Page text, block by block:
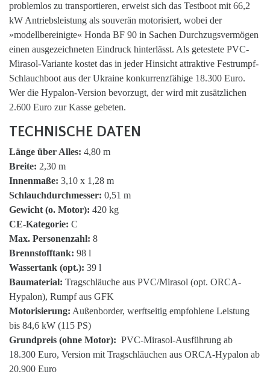
problemlos zu transportieren, erweist sich das Testboot mit 66,2
kW Antriebsleistung als souverän motorisiert, wobei der
»modellbereinigte« Honda BF 90 in Sachen Durchzugsvermögen
einen ausgezeichneten Eindruck hinterlässt. Als getestete PVC-
Mirasol-Variante kostet das in jeder Hinsicht attraktive Festrumpf-
Schlauchboot aus der Ukraine konkurrenzfähige 18.300 Euro.
Wer die Hypalon-Version bevorzugt, der wird mit zusätzlichen
2.600 Euro zur Kasse gebeten.
TECHNISCHE DATEN
Länge über Alles: 4,80 m
Breite: 2,30 m
Innenmaße: 3,10 x 1,28 m
Schlauchdurchmesser: 0,51 m
Gewicht (o. Motor): 420 kg
CE-Kategorie: C
Max. Personenzahl: 8
Brennstofftank: 98 l
Wassertank (opt.): 39 l
Baumaterial: Tragschläuche aus PVC/Mirasol (opt. ORCA-
Hypalon), Rumpf aus GFK
Motorisierung: Außenborder, werftseitig empfohlene Leistung
bis 84,6 kW (115 PS)
Grundpreis (ohne Motor): PVC-Mirasol-Ausführung ab
18.300 Euro, Version mit Tragschläuchen aus ORCA-Hypalon ab
20.900 Euro